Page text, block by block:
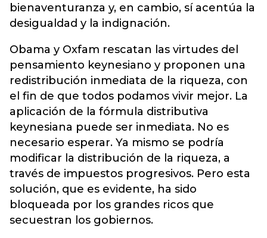
bienaventuranza y, en cambio, sí acentúa la
desigualdad y la indignación.
Obama y Oxfam rescatan las virtudes del
pensamiento keynesiano y proponen una
redistribución inmediata de la riqueza, con
el fin de que todos podamos vivir mejor. La
aplicación de la fórmula distributiva
keynesiana puede ser inmediata. No es
necesario esperar. Ya mismo se podría
modificar la distribución de la riqueza, a
través de impuestos progresivos. Pero esta
solución, que es evidente, ha sido
bloqueada por los grandes ricos que
secuestran los gobiernos.